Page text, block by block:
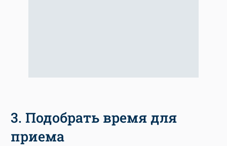
3. Подобрать время для
приема